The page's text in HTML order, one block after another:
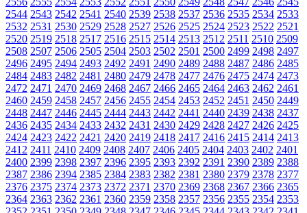
2544 2543 2542 2541 2540 2539 2538 2537 2536 2535 2534 2533
2532 2531 2530 2529 2528 2527 2526 2525 2524 2523 2522 2521
2520 2519 2518 2517 2516 2515 2514 2513 2512 2511 2510 2509
2508 2507 2506 2505 2504 2503 2502 2501 2500 2499 2498 2497
2496 2495 2494 2493 2492 2491 2490 2489 2488 2487 2486 2485
2484 2483 2482 2481 2480 2479 2478 2477 2476 2475 2474 2473
2472 2471 2470 2469 2468 2467 2466 2465 2464 2463 2462 2461
2460 2459 2458 2457 2456 2455 2454 2453 2452 2451 2450 2449
2448 2447 2446 2445 2444 2443 2442 2441 2440 2439 2438 2437
2436 2435 2434 2433 2432 2431 2430 2429 2428 2427 2426 2425
2424 2423 2422 2421 2420 2419 2418 2417 2416 2415 2414 2413
2412 2411 2410 2409 2408 2407 2406 2405 2404 2403 2402 2401
2400 2399 2398 2397 2396 2395 2393 2392 2391 2390 2389 2388
2387 2386 2394 2385 2384 2383 2382 2381 2380 2379 2378 2377
2376 2375 2374 2373 2372 2371 2370 2369 2368 2367 2366 2365
2364 2363 2362 2361 2360 2359 2358 2357 2356 2355 2354 2353